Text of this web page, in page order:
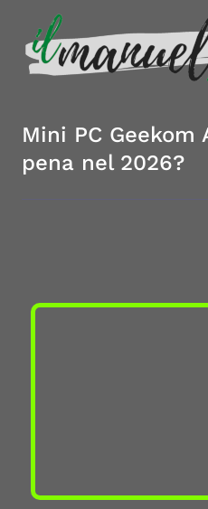
Mini PC Geekom
pena nel 2026?